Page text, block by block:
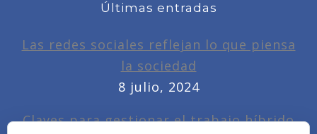
Últimas entradas
Las redes sociales reflejan lo que piensa
la sociedad
8 julio, 2024
Claves para gestionar el trabajo híbrido